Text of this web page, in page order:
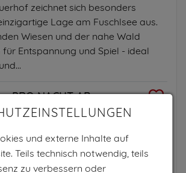
zeichnet sich besonders
Lage am Fuschlsee aus.
Wiesen und der nahe Wald
Entspannung und Spiel - ideal
PRO NACHT AB
150€
pro Einheit
Zum Anbieter
und externe Inhalte auf
Teils technisch notwendig, teils
zu verbessern oder